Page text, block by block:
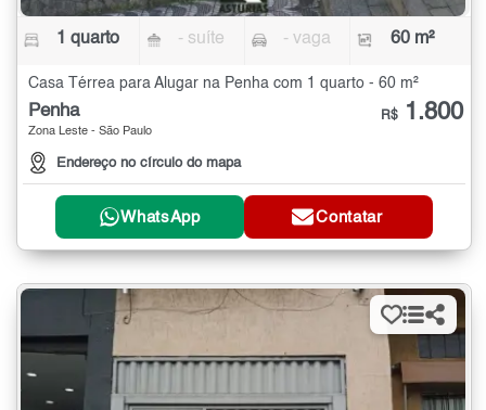
1 quarto - suíte - vaga 60 m²
Casa Térrea para Alugar na Penha com 1 quarto - 60 m²
Penha
Zona Leste - São Paulo
Endereço no círculo do mapa
R$ 1.800
WhatsApp Contatar